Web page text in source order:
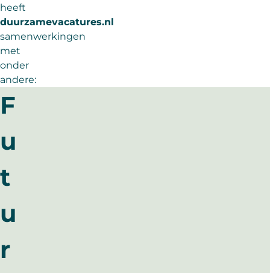
heeft
duurzamevacatures.nl
samenwerkingen
met
onder
andere:
F
u
t
u
r